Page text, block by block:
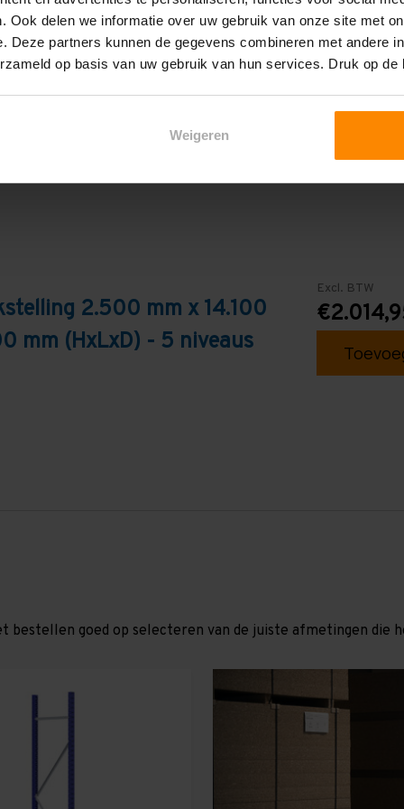
Ook delen we informatie over uw gebruik van onze site met
Deze partners kunnen de gegevens combineren met andere
op basis van uw gebruik van hun services. Druk op de
Weigeren
1.500 mm
5
2.500 mm x 14.100
mm (HxLxD) - 5 niveaus
Excl. BTW
bestellen goed op selecteren van de juiste afmetingen die